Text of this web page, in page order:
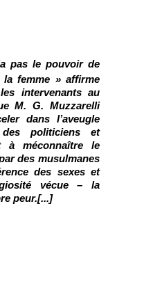
pas le pouvoir de
la femme » affirme
intervenants au
M. G. Muzzarelli
dans l’aveugle
des politiciens et
à méconnaître le
des musulmanes
des sexes et
vécue – la
peur.[...]